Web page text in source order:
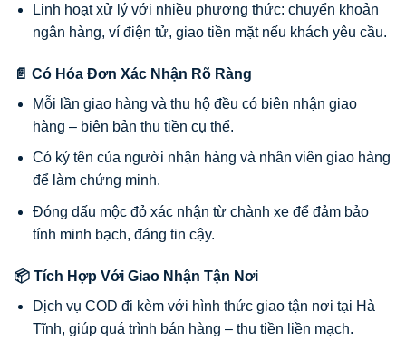
Linh hoạt xử lý với nhiều phương thức: chuyển khoản
ngân hàng, ví điện tử, giao tiền mặt nếu khách yêu cầu.
📄 Có Hóa Đơn Xác Nhận Rõ Ràng
Mỗi lần giao hàng và thu hộ đều có biên nhận giao
hàng – biên bản thu tiền cụ thể.
Có ký tên của người nhận hàng và nhân viên giao hàng
để làm chứng minh.
Đóng dấu mộc đỏ xác nhận từ chành xe để đảm bảo
tính minh bạch, đáng tin cậy.
📦 Tích Hợp Với Giao Nhận Tận Nơi
Dịch vụ COD đi kèm với hình thức giao tận nơi tại Hà
Tĩnh, giúp quá trình bán hàng – thu tiền liền mạch.